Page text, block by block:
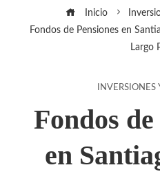
Inicio
Fondos de Pensiones en
Largo
INVERSIONES
Fondos
en